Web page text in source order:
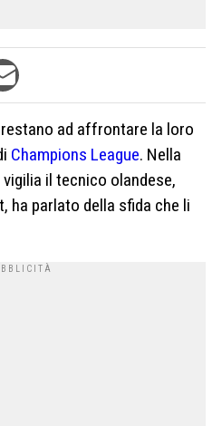
ad affrontare la loro
Champions League. Nella
il tecnico olandese,
ha parlato della sfida che li